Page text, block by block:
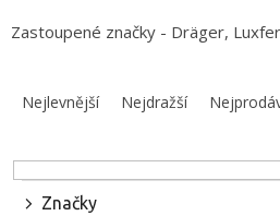
Zastoupené značky - Dräger,
n
Nejlevnější Nejdražší
Značky